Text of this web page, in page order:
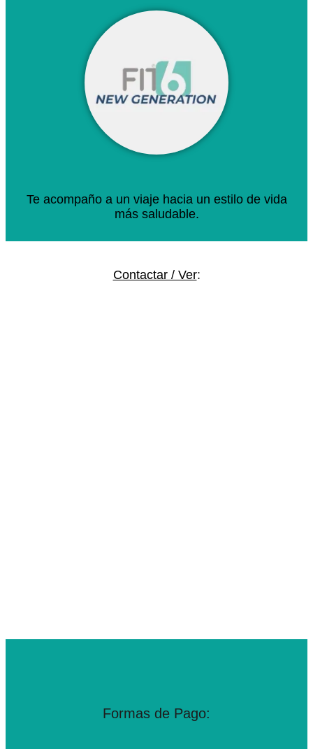
Te acompaño a un viaje hacia un estilo de vida
más saludable.
Contactar / Ver:
Formas de Pago: